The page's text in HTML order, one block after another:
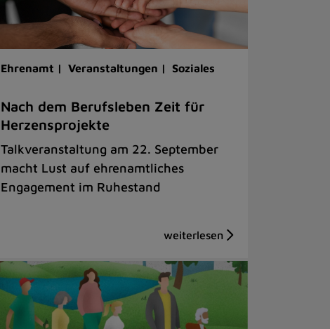
Ehrenamt | Veranstaltungen | Soziales
Nach dem Berufsleben Zeit für
Herzensprojekte
Talkveranstaltung am 22. September
macht Lust auf ehrenamtliches
Engagement im Ruhestand